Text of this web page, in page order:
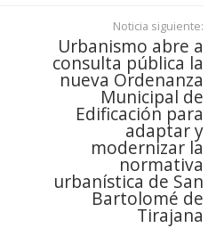
Noticia siguiente:
Urbanismo abre a
consulta pública la
nueva Ordenanza
Municipal de
Edificación para
adaptar y
modernizar la
normativa
urbanística de San
Bartolomé de
Tirajana